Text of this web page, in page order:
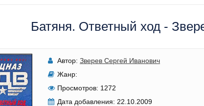
Батяня. Ответный ход -
Автор: Зверев Сергей Иванович
Жанр:
Просмотров: 1272
Дата добавления: 22.10.2009